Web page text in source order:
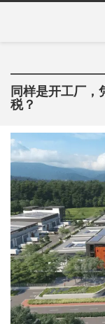
同样是开工厂，
税？